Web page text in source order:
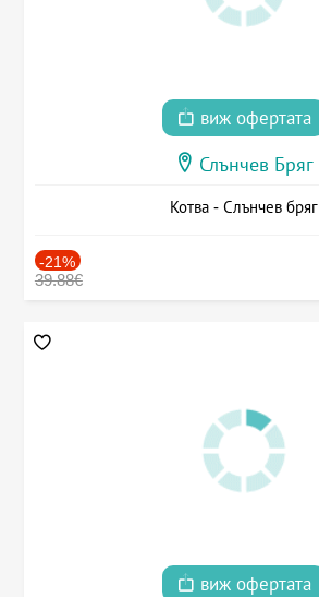
виж офертата
Слънчев Бряг
Котва - Слънчев бряг
-21%
39.88€
виж офертата